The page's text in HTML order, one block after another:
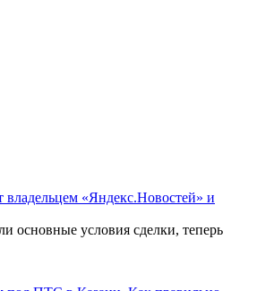
владельцем «Яндекс.Новостей» и
основные условия сделки, теперь